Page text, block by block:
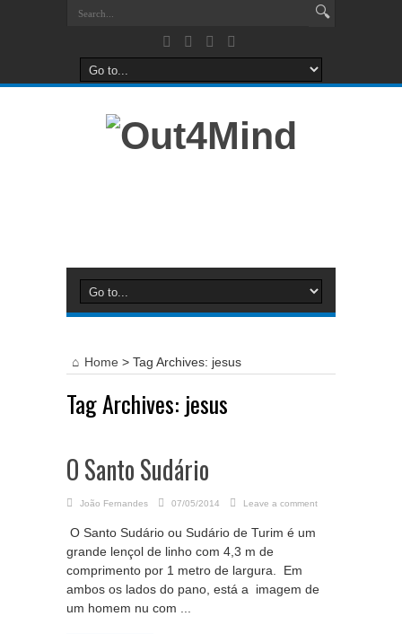
Home > Tag Archives: jesus
Tag Archives: jesus
O Santo Sudário
João Fernandes 07/05/2014 Leave a comment
O Santo Sudário ou Sudário de Turim é um
grande lençol de linho com 4,3 m de
comprimento por 1 metro de largura. Em
ambos os lados do pano, está a imagem de
um homem nu com ...